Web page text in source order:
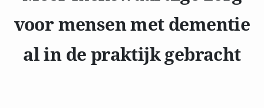
voor mensen met dementie
al in de praktijk gebracht